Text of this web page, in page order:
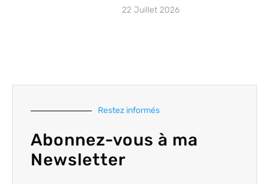
22 Juillet 2026
Restez informés
Abonnez-vous à ma
Newsletter